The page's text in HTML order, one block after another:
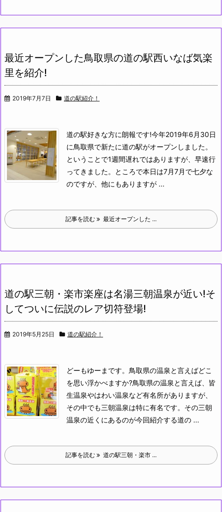
最近オープンした鳥取県の道の駅西いなば気楽
里を紹介!
2019年7月7日 道の駅紹介！
道の駅好きな方に朗報です!今年2019年6月30日
に鳥取県で新たに道の駅がオープンしました。
ということで1週間遅れではありますが、早速行
ってきました。
ところで本日は7月7月で七夕な
のですが、他にもありますが ...
記事を読む 最近オープンした ...
道の駅三朝・楽市楽座は名湯三朝温泉が近い!そ
してついに伝説のレア切符登場!
2019年5月25日 道の駅紹介！
どーもゆーまです。鳥取県の温泉と言えばどこ
を思い浮かべますか?鳥取県の温泉と言えば、皆
生温泉やはわい温泉など有名所がありますが、
その中でも三朝温泉は特に有名です。 その三朝
温泉の近くにあるのが今回紹介する道の ...
記事を読む 道の駅三朝・楽市 ...